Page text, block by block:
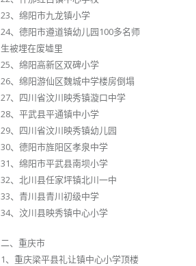
23、绵阳市九龙镇小学
24、德阳市遵道镇幼儿园100多名师
生被埋在废墟里
25、绵阳高新区双碑小学
26、绵阳游仙区魏城中学楼房倒塌
27、四川省汶川映秀镇漩口中学
28、平武县平通镇中小学
29、四川省汶川映秀镇幼儿园
30、德阳市旌阳区孝泉中学
31、绵阳市平武县南坝小学
32、北川县任家坪镇北川一中
33、青川县青川初级中学
34、汶川县映秀镇中心小学
二、重庆市
1、重庆梁平县礼让镇中心小学顶楼